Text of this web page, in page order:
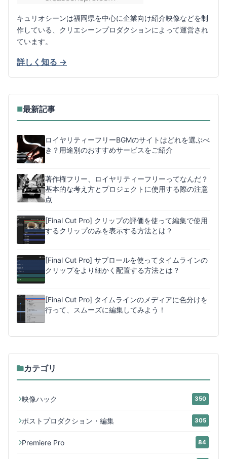
キュリオシーンは福岡県を中心に企業向け紹介映像などを制
作している、クリエシーンプロダクションによって運営され
ています。
詳しく知る →
■最新記事
ロイヤリティーフリーBGMのサイトはどれを選ぶべ
き？用途別のおすすめサービスをご紹介
著作権フリー、ロイヤリティーフリーってなんだ？
基本的な考え方とプロジェクトに使用する際の注意
点
[Final Cut Pro] クリップの評価を使って編集で使用
するクリップのみを表示する方法とは？
[Final Cut Pro] サブロールを使ってタイムラインの
クリップをより細かく配置する方法とは？
[Final Cut Pro] タイムラインのメディアに色分けを
行って、スムーズに編集してみよう！
カテゴリ
映像ハック 350
ポストプロダクション・編集 305
Premiere Pro 84